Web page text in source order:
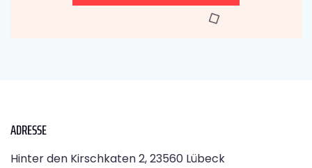
ADRESSE
Hinter den Kirschkaten 2, 23560 Lübeck